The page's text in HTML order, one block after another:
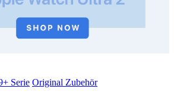
Serie Original Zubehör